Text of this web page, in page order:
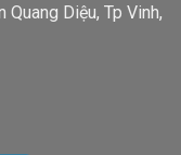
Diệu, Tp Vinh,